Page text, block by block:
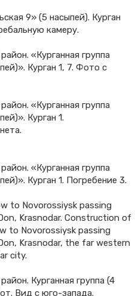
9» (5 насыпей). Курган
камеру.
«Курганная группа
Курган 1, 7. Фото с
«Курганная группа
Курган 1.
«Курганная группа
Курган 1. Погребение 3.
to Novorossiysk passing
Krasnodar. Construction of
to Novorossiysk passing
Krasnodar, the far western
city.
Курганная группа (4
Вид с юго-запада.